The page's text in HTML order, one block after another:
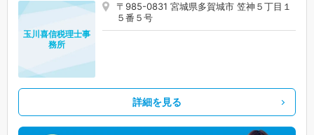
〒985-0831 宮城県多賀城市 笠神５丁目１
５番５号
玉川喜信税理士事
務所
詳細を見る